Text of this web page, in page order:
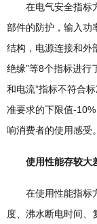
在电气安全指标方
部件的防护，输入功
结构，电源连接和外
绝缘”等8个指标进行
和电流”指标不符合
准要求的下限值-
响消费者的使用感受。
使用性能存较大
在使用性能指标方
度、沸水断电时间、